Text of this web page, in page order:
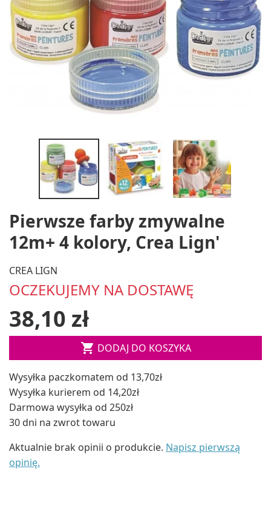
Pierwsze farby zmywalne
12m+ 4 kolory, Crea Lign'
CREA LIGN
OCZEKUJEMY NA DOSTAWĘ
38,10 zł
 DODAJ DO KOSZYKA
Wysyłka paczkomatem od 13,70zł
Wysyłka kurierem od 14,20zł
Darmowa wysyłka od 250zł
30 dni na zwrot towaru
Aktualnie brak opinii o produkcie. Napisz pierwszą
opinię.